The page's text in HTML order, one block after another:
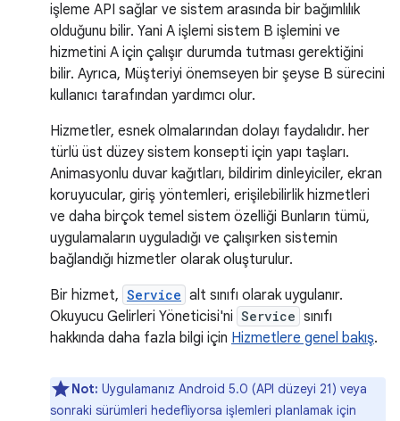
işleme API sağlar ve sistem arasında bir bağımlılık
olduğunu bilir. Yani A işlemi sistem B işlemini ve
hizmetini A için çalışır durumda tutması gerektiğini
bilir. Ayrıca, Müşteriyi önemseyen bir şeyse B sürecini
kullanıcı tarafından yardımcı olur.
Hizmetler, esnek olmalarından dolayı faydalıdır. her
türlü üst düzey sistem konsepti için yapı taşları.
Animasyonlu duvar kağıtları, bildirim dinleyiciler, ekran
koruyucular, giriş yöntemleri, erişilebilirlik hizmetleri
ve daha birçok temel sistem özelliği Bunların tümü,
uygulamaların uyguladığı ve çalışırken sistemin
bağlandığı hizmetler olarak oluşturulur.
Bir hizmet, Service alt sınıfı olarak uygulanır.
Okuyucu Gelirleri Yöneticisi'ni Service sınıfı
hakkında daha fazla bilgi için Hizmetlere genel bakış.
Not: Uygulamanız Android 5.0 (API düzeyi 21) veya
sonraki sürümleri hedefliyorsa işlemleri planlamak için